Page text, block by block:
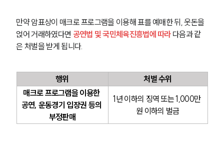
만약 암표상이 매크로 프로그램을 이용해 표를 예매한 뒤, 웃돈을
얹어 거래하였다면 공연법 및 국민체육진흥법에 따라 다음과 같
은 처벌을 받게 됩니다.
행위
처벌 수위
매크로 프로그램을 이용한
공연, 운동경기 입장권 등의
부정판매
1년 이하의 징역 또는 1,000만
원 이하의 벌금